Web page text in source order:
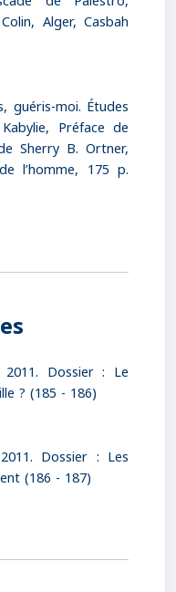
Alger, Casbah
guéris-moi. Études
Préface de
Sherry B. Ortner,
l’homme, 175 p.
2011. Dossier : Le
? (185 - 186)
Dossier : Les
(186 - 187)